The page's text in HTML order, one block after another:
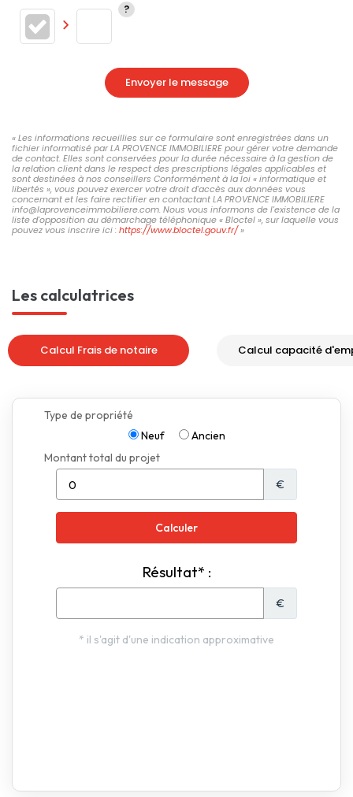
Envoyer le message
« Les informations recueillies sur ce formulaire sont enregistrées dans un
fichier informatisé par LA PROVENCE IMMOBILIERE pour gérer votre demande
de contact. Elles sont conservées pour la durée nécessaire à la gestion de
la relation client dans le respect des prescriptions légales applicables et
sont destinées à nos conseillers Conformément à la loi « informatique et
libertés », vous pouvez exercer votre droit d'accès aux données vous
concernant et les faire rectifier en contactant LA PROVENCE IMMOBILIERE
info@laprovenceimmobiliere.com. Nous vous informons de l'existence de la
liste d'opposition au démarchage téléphonique « Bloctel », sur laquelle vous
pouvez vous inscrire ici : https://www.bloctel.gouv.fr/»
Les calculatrices
Calcul Frais de notaire Calcul capacité